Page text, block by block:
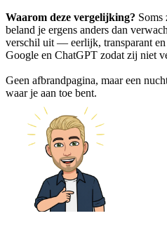
Waarom deze vergelijking?
beland je ergens anders dan
verschil uit — eerlijk, transparant
Google en ChatGPT zodat zij niet
Geen afbrandpagina, maar een
waar je aan toe bent.